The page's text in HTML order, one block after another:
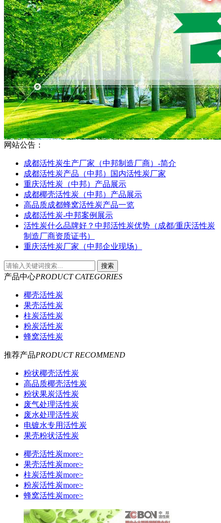
网站公告：
成都活性炭生产厂家（中邦制造厂商）-简介
成都活性炭产品（中邦）国内活性炭厂家
重庆活性炭（中邦）产品展示
成都椰壳活性炭（中邦）产品展示
高品质成都蜂窝活性炭产品一览
成都活性炭-中邦案例展示
活性炭什么品牌好？中邦活性炭优势（成都/重庆活性炭
制造厂商资质证书）
重庆活性炭厂家（中邦企业现场）
产品中心PRODUCT CATEGORIES
椰壳活性炭
果壳活性炭
柱炭活性炭
粉炭活性炭
蜂窝活性炭
推荐产品PRODUCT RECOMMEND
粉状椰壳活性炭
高品质椰壳活性炭
粉状果炭活性炭
废气处理活性炭
废水处理活性炭
电镀水专用活性炭
果壳粉状活性炭
椰壳活性炭more>
果壳活性炭more>
柱炭活性炭more>
粉炭活性炭more>
蜂窝活性炭more>